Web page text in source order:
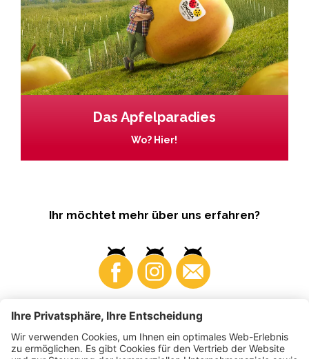
Das Apfelparadies
Wo? Hier!
Ihr möchtet mehr über uns erfahren?
Business Produzenten